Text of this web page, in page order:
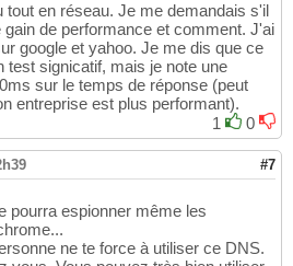
en réseau. Je me demandais s'il
de performance et comment. J'ai
google et yahoo. Je me dis que ce
test signicatif, mais je note une
sur le temps de réponse (peut
entreprise est plus performant).
1
0
#7
pourra espionner même les
ne te force à utiliser ce DNS.